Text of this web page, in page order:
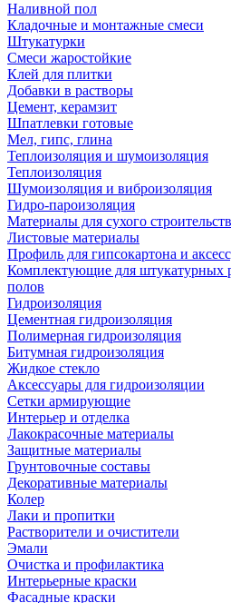
Наливной пол
Кладочные и монтажные смеси
Штукатурки
Смеси жаростойкие
Клей для плитки
Добавки в растворы
Цемент, керамзит
Шпатлевки готовые
Мел, гипс, глина
Теплоизоляция и шумоизоляция
Теплоизоляция
Шумоизоляция и виброизоляция
Гидро-пароизоляция
Материалы для сухого
Листовые материалы
Профиль для гипсокартона и
Комплектующие для штукатурных
полов
Гидроизоляция
Цементная гидроизоляция
Полимерная гидроизоляция
Битумная гидроизоляция
Жидкое стекло
Аксессуары для гидроизоляции
Сетки армирующие
Интерьер и отделка
Лакокрасочные материалы
Защитные материалы
Грунтовочные составы
Декоративные материалы
Колер
Лаки и пропитки
Растворители и очистители
Эмали
Очистка и профилактика
Интерьерные краски
Фасадные краски